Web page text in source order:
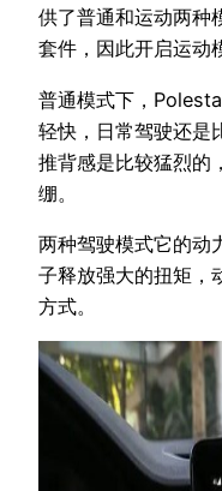
供了普通和运动两种
套件，因此开启运动
普通模式下，
轻快，日常驾驶还是
推背感是比较猛烈的
绷。
两种驾驶模式它的动
子释放强大的扭矩，
方式。